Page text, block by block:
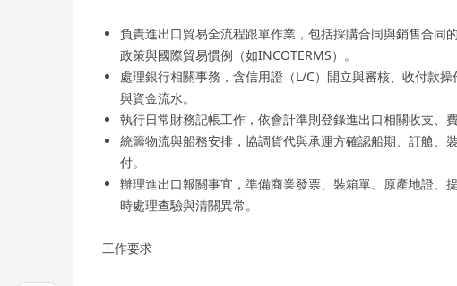
負責進出口貿易全流程跟單作業，包括採購合同與銷售合同
政策與國際貿易慣例（如INCOTERMS）。
處理銀行相關事務，含信用證（L/C）開立與審核、收付款
與資金流水。
執行日常財務記帳工作，依會計準則登錄進出口相關收支、
統籌物流與船務安排，協調貨代與承運方確認船期、訂艙、
付。
辦理進出口報關事宜，準備商業發票、裝箱單、原產地證、
時處理查驗與清關異常。
工作要求